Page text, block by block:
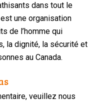
dans tout le
est une organisation
de l’homme qui
la dignité, la sécurité et
au Canada.
veuillez nous